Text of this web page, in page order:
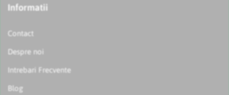
Informatii
Contact
Despre noi
Intrebari Frecvente
Blog